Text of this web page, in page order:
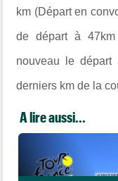
km (Départ en
de départ à
nouveau le
derniers km de la
A lire aussi...